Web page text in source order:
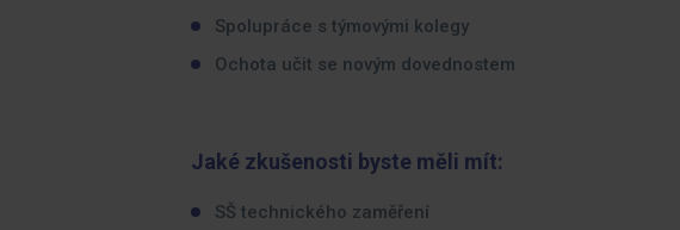
Spolupráce s týmovými kolegy
Ochota učit se novým dovednostem
Jaké zkušenosti byste měli mít:
SŠ technického zaměření